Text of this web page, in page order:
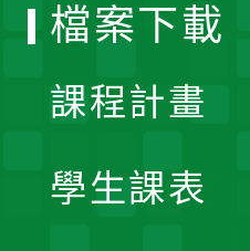
檔案下載
課程計畫
學生課表